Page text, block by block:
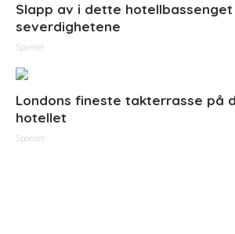
Slapp av i dette
severdighetene
Sponset
Londons fineste takterrasse på
hotellet
Sponset